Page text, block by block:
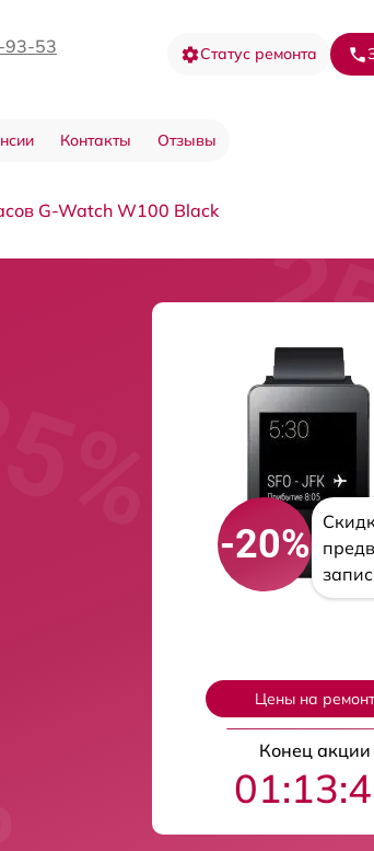
93-53 Статус ремонта
Контакты Отзывы
G-Watch W100 Black
-20%
Цены на ремонт
Конец акции